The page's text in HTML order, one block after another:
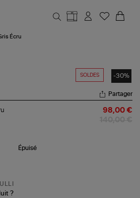
Écru
SOLDES -30%
Partager
98,00 €
Épuisé
?